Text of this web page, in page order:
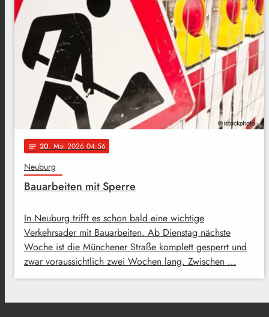
notes 20. Mai 2026 04:56
Neuburg
Bauarbeiten mit Sperre
In Neuburg trifft es schon bald eine wichtige
Verkehrsader mit Bauarbeiten. Ab Dienstag nächste
Woche ist die Münchener Straße komplett gesperrt und
zwar voraussichtlich zwei Wochen lang. Zwischen …